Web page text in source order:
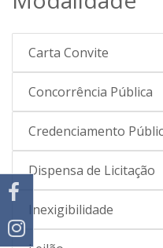
Carta Convite
Concorrência Pública
Credenciamento
Dispensa de Licitação
Inexigibilidade